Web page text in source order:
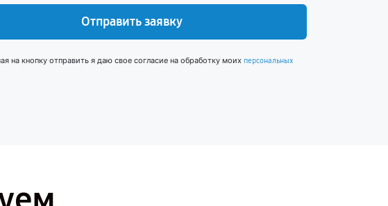
Отправить заявку
на кнопку отправить я даю свое согласие на обработку моих персональных